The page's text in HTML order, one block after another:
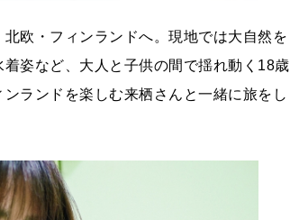
欧・フィンランドへ。現地では大自然を
姿など、大人と子供の間で揺れ動く18歳
ランドを楽しむ来栖さんと一緒に旅をし